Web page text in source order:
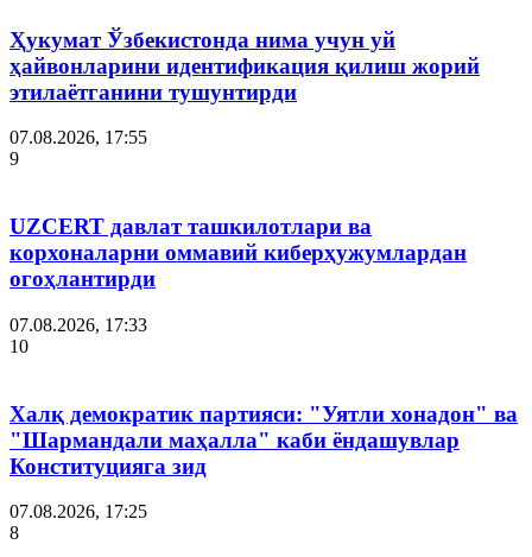
Ҳукумат Ўзбекистонда нима учун уй
ҳайвонларини идентификация қилиш жорий
этилаётганини тушунтирди
07.08.2026, 17:55
9
UZCERT давлат ташкилотлари ва
корхоналарни оммавий киберҳужумлардан
огоҳлантирди
07.08.2026, 17:33
10
Халқ демократик партияси: "Уятли хонадон" ва
"Шармандали маҳалла" каби ёндашувлар
Конституцияга зид
07.08.2026, 17:25
8